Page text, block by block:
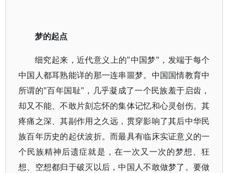
梦的起点
细究起来，近代意义上的"中国梦"，发端于每个
中国人都耳熟能详的那一连串噩梦。中国国情教育中
所谓的"百年国耻"，几乎凝成了一个民族羞于启齿，
却又不能、不敢片刻忘怀的集体记忆和心灵创伤。其
疼痛之深、其副作用之久远，贯穿影响了其后中华民
族百年历史的起伏波折。而最具有临床实证意义的一
个民族精神后遗症就是，在一次又一次的梦想、狂
想、空想都归于破灭以后，中国人不敢做梦了。要做